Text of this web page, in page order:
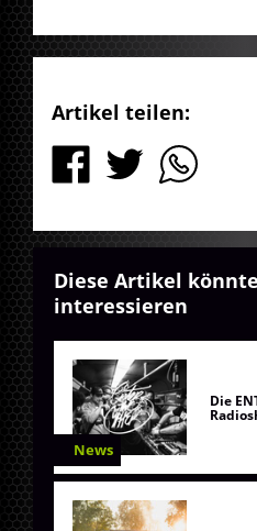
Artikel teilen:
Diese Artikel
interessieren
News
Die